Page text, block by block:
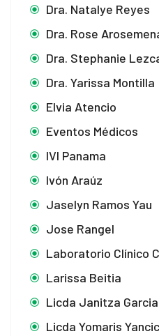
Dra. Natalye Reyes
Dra. Rose
Dra. Stephanie
Dra. Yarissa Montilla
Elvia Atencio
Eventos Médicos
IVI Panama
Ivón Araúz
Jaselyn Ramos Yau
Jose Rangel
Laboratorio Clínico
Larissa Beitia
Licda Janitza Garcia
Licda Yomaris Yancic